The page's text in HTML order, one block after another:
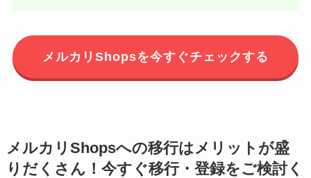
メルカリShopsを今すぐチェックする
メルカリShopsへの移行はメリットが盛
りだくさん！今すぐ移行・登録をご検討く